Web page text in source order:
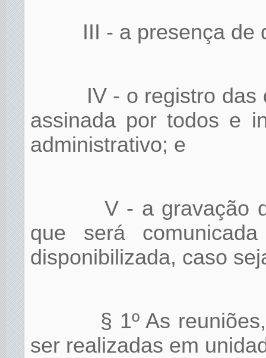
III - a presença de
IV - o registro das
assinada por todos e
administrativo; e
V - a gravação
que será
disponibilizada, caso
§ 1º As
ser realizadas em